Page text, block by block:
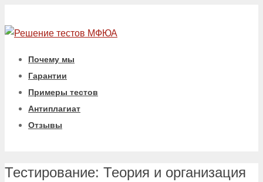
Почему мы
Гарантии
Примеры тестов
Антиплагиат
Отзывы
Тестирование: Теория и организация